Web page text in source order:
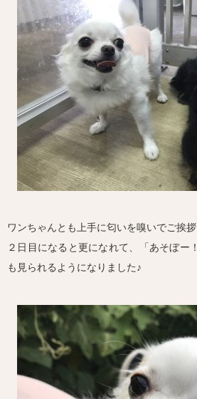
ワンちゃんとも上手に匂いを嗅いでご挨拶
２日目になると更になれて、「あそぼー
も見られるようになりました♪